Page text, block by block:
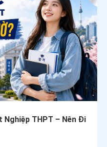
Nghiệp THPT – Nên Đi